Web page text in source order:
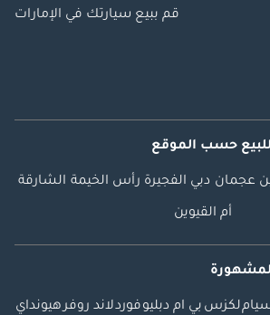
قم ببيع سيارتك في الإمارات
للبيع حسب الموقع
عجمان دبي الفجيرة رأس الخيمة الشارقة
أم القيوين
لكزس بي ام دبليوفوردلاند روفرهيونداي